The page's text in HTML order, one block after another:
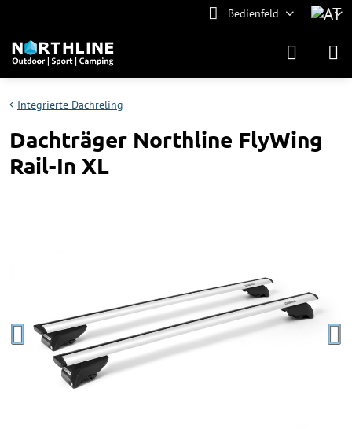
Bedienfeld
Integrierte Dachreling
Dachträger Northline FlyWing
Rail-In XL